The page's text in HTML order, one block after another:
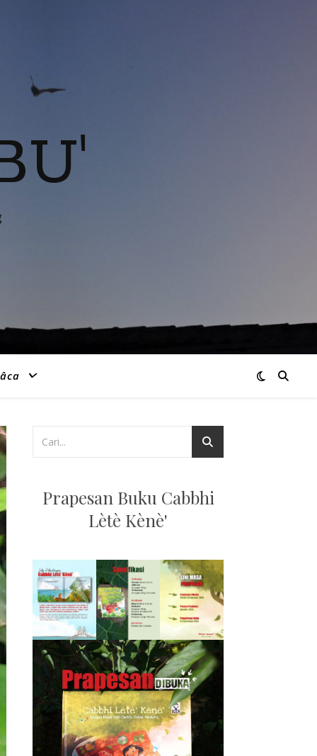
Prapesan Buku Cabbhi
Lètè Kènè'